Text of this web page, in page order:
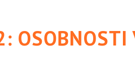
OSOBNOSTI